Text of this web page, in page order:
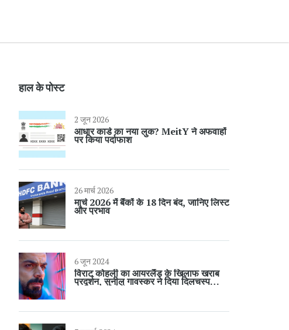
हाल के पोस्ट
2 जून 2026
आधार कार्ड का नया लुक? MeitY ने अफवाहों
पर किया पर्दाफाश
26 मार्च 2026
मार्च 2026 में बैंकों के 18 दिन बंद, जानिए लिस्ट
और प्रभाव
6 जून 2024
विराट कोहली का आयरलैंड के खिलाफ खराब
प्रदर्शन, सुनील गावस्कर ने दिया दिलचस्प
'पाकिस्तान चैलेंज'